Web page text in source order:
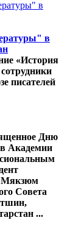
в
«История
писателей
Дню
в Академии
Мякзюм
Совета
...